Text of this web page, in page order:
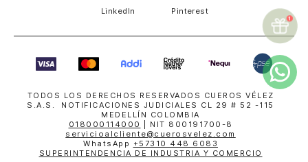
LinkedIn Pinterest
TODOS LOS DERECHOS RESERVADOS CUEROS VÉLEZ
S.A.S. NOTIFICACIONES JUDICIALES CL 29 # 52 -115
MEDELLÍN COLOMBIA
018000114000
| NIT 800191700-8
servicioalcliente@cuerosvelez.com
WhatsApp +57310 448 6083
SUPERINTENDENCIA DE INDUSTRIA Y COMERCIO